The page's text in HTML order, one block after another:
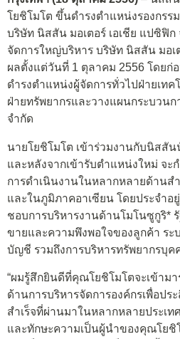
โยชิโมโต ขึ้นดำรงตำแหน่งรองกรร
บริษัท นิสสัน มอเตอร์ เอเชีย แปซิฟิก
จัดการใหญ่บริหาร บริษัท นิสสัน มอเ
ผลตั้งแต่วันที่ 1 ตุลาคม 2556 โดยก่
ดำรงตำแหน่งผู้จัดการทั่วไปฝ่ายเท
ฝ่ายทรัพยากรและวางแผนกระบวน
จำกัด
นายโยชิโมโต เข้าร่วมงานกับนิสสั
และหลังจากเข้ารับตำแหน่งใหม่ จ
การดำเนินงานในหลากหลายด้านส
และในภูมิภาคอาเซียน โดยประจำอ
ชอบการบริหารงานด้านโมโนซูกูริ*
ขายและความพึงพอใจของลูกค้า ระ
บัญชี รวมถึงการบริหารทรัพยากรบุค
“ผมรู้สึกยินดีที่คุณโยชิโมโตจะเข้าม
ด้านการบริหารจัดการองค์กรเพื่อปร
สำเร็จที่ผ่านมาในหลากหลายประเ
และทักษะความเป็นผู้นำของคุณโยชิ